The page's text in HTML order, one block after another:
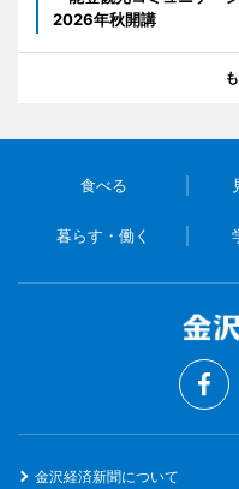
2026年秋開講
食べる
暮らす・働く
金沢経済新聞について